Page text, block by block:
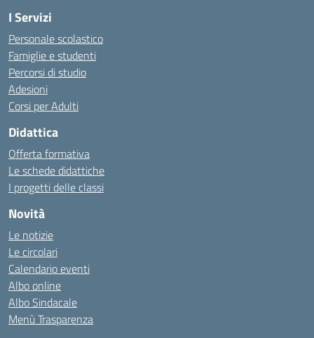
I Servizi
Personale scolastico
Famiglie e studenti
Percorsi di studio
Adesioni
Corsi per Adulti
Didattica
Offerta formativa
Le schede didattiche
I progetti delle classi
Novità
Le notizie
Le circolari
Calendario eventi
Albo online
Albo Sindacale
Menù Trasparenza